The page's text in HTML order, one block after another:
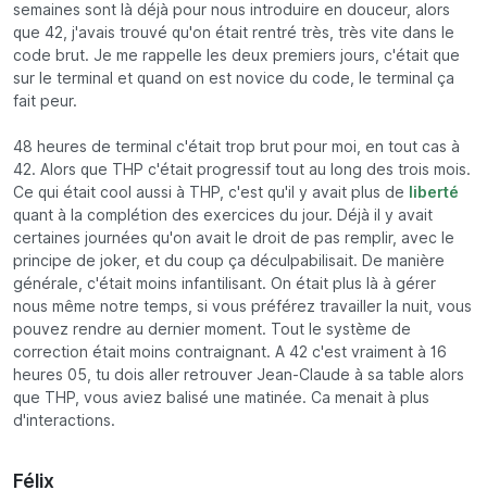
semaines sont là déjà pour nous introduire en douceur, alors
que 42, j'avais trouvé qu'on était rentré très, très vite dans le
code brut. Je me rappelle les deux premiers jours, c'était que
sur le terminal et quand on est novice du code, le terminal ça
fait peur.
48 heures de terminal c'était trop brut pour moi, en tout cas à
42. Alors que THP c'était progressif tout au long des trois mois.
Ce qui était cool aussi à THP, c'est qu'il y avait plus de
liberté
quant à la complétion des exercices du jour. Déjà il y avait
certaines journées qu'on avait le droit de pas remplir, avec le
principe de joker, et du coup ça déculpabilisait. De manière
générale, c'était moins infantilisant. On était plus là à gérer
nous même notre temps, si vous préférez travailler la nuit, vous
pouvez rendre au dernier moment. Tout le système de
correction était moins contraignant. A 42 c'est vraiment à 16
heures 05, tu dois aller retrouver Jean-Claude à sa table alors
que THP, vous aviez balisé une matinée. Ca menait à plus
d'interactions.
Félix